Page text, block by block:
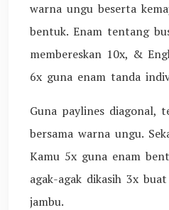
warna ungu beserta
bentuk. Enam tentang
membereskan 10x, &
6x guna enam tanda
Guna paylines diagonal,
bersama warna ungu.
Kamu 5x guna enam
agak-agak dikasih 3x
jambu.